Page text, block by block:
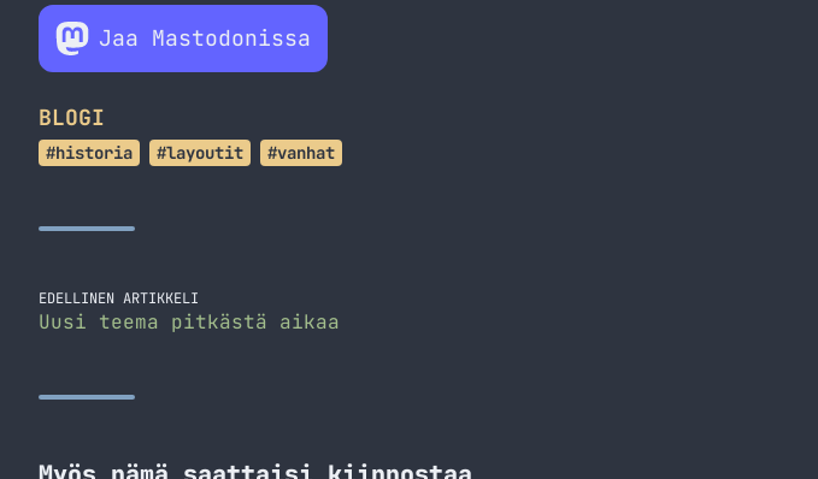
Jaa Mastodonissa
BLOGI
#historia #layoutit #vanhat
EDELLINEN ARTIKKELI
Uusi teema pitkästä aikaa